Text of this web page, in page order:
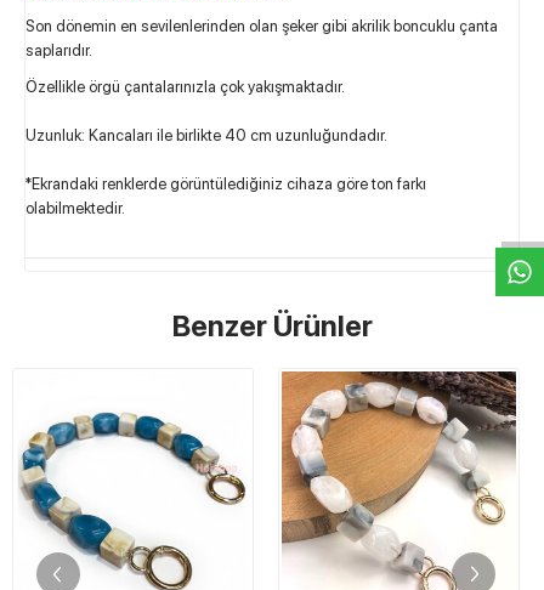
Son dönemin en sevilenlerinden olan şeker gibi akrilik boncuklu çanta
saplarıdır.
Özellikle örgü çantalarınızla çok yakışmaktadır.
Uzunluk: Kancaları ile birlikte 40 cm uzunluğundadır.
*Ekrandaki renklerde görüntülediğiniz cihaza göre ton farkı
olabilmektedir.
Benzer Ürünler